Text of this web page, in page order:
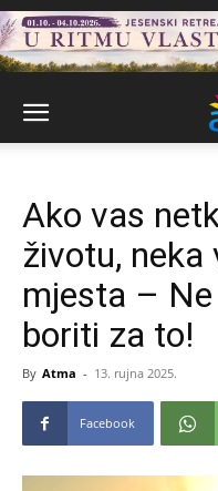
Ako vas
životu, neka
mjesta –
boriti za to!
By Atma - 13. rujna 2025.
Facebook